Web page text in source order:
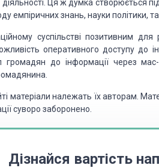
Ця ж думка створюється
емпіричних знань, науки політики,
суспільстві позитивним для
оперативного доступу до
громадян до інформації через мас-
матеріали належать їх авторам.
суворо заборонено.
Дізнайся вартість